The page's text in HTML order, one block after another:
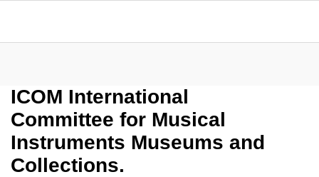
ICOM International
Committee for Musical
Instruments Museums and
Collections.